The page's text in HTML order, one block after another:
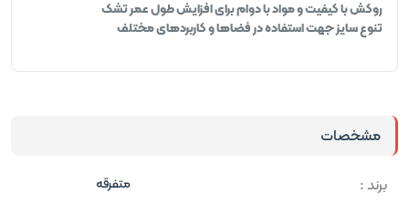
روکش با کیفیت و مواد با دوام برای افزایش طول عمر تشک
تنوع سایز جهت استفاده در فضاها و کاربردهای مختلف
مشخصات
برند :
متفرقه